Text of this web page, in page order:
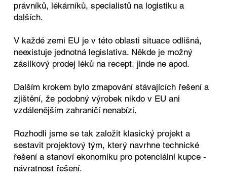
právníků, lékárníků, specialistů na logistiku a
dalších.
V každé zemi EU je v této oblasti situace odlišná,
neexistuje jednotná legislativa. Někde je možný
zásilkový prodej léků na recept, jinde ne apod.
Dalším krokem bylo zmapování stávajících řešení a
zjištění, že podobný výrobek nikdo v EU ani
vzdálenějším zahraničí nenabízí.
Rozhodli jsme se tak založit klasický projekt a
sestavit projektový tým, který navrhne technické
řešení a stanoví ekonomiku pro potenciální kupce -
návratnost řešení.